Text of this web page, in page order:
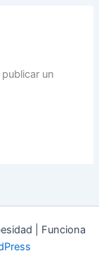
publicar un
| Funciona